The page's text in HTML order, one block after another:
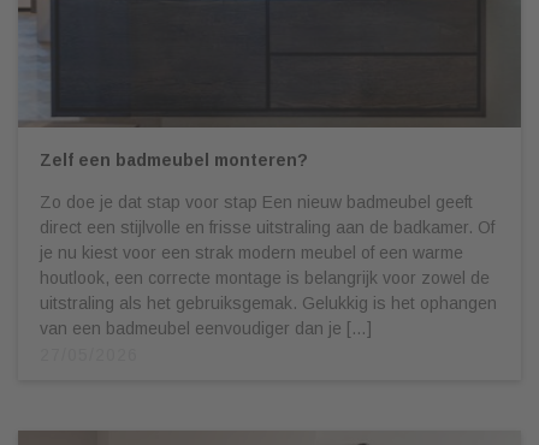
Zelf een badmeubel monteren?
Zo doe je dat stap voor stap Een nieuw badmeubel geeft
direct een stijlvolle en frisse uitstraling aan de badkamer. Of
je nu kiest voor een strak modern meubel of een warme
houtlook, een correcte montage is belangrijk voor zowel de
uitstraling als het gebruiksgemak. Gelukkig is het ophangen
van een badmeubel eenvoudiger dan je […]